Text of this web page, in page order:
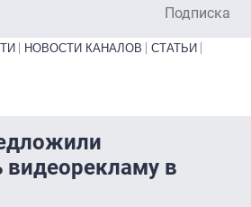
Подписка
НОВОСТИ КАНАЛОВ
СТАТЬИ
видеорекламу в